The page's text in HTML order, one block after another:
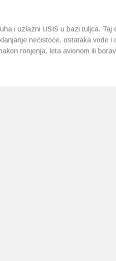
i uzlazni USIS u bazi tuljca. Taj
nečistoće, ostataka vode i
ronjenja, leta avionom ili